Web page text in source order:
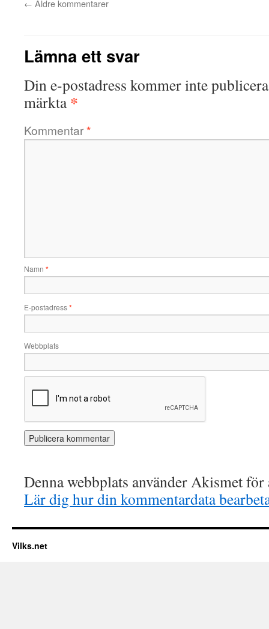
← Äldre kommentarer
Lämna ett svar
Din e-postadress kommer inte
märkta*
Kommentar*
Namn *
E-postadress*
Webbplats
Denna webbplats använder Akismet
Lär dig hur din kommentardata
Vilks.net